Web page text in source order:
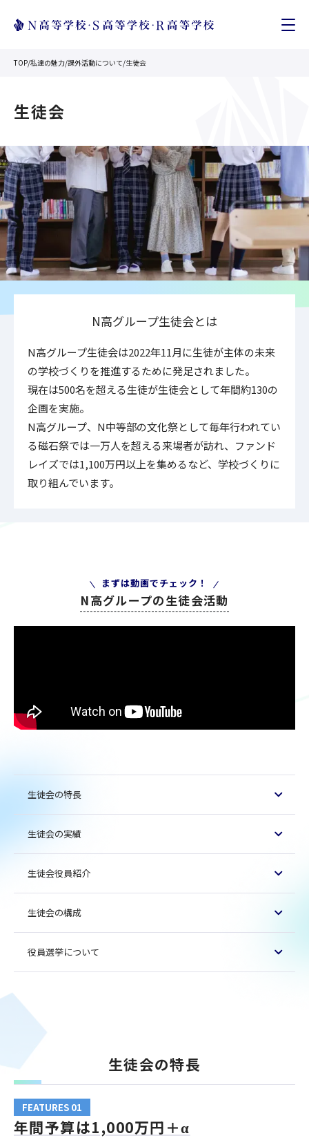
TOP/私達の魅力/課外活動について/生徒会
生徒会
N高グループ生徒会とは
N高グループ生徒会は2022年11月に生徒が主体の未来
の学校づくりを推進するために発足されました。
現在は500名を超える生徒が生徒会として年間約130の
企画を実施。
N高グループ、N中等部の文化祭として毎年行われてい
る磁石祭では一万人を超える来場者が訪れ、ファンド
レイズでは1,100万円以上を集めるなど、学校づくりに
取り組んでいます。
まずは動画でチェック！
N高グループの生徒会活動
生徒会の特長
生徒会の実績
生徒会役員紹介
生徒会の構成
役員選挙について
生徒会の特長
FEATURES 01
年間予算は1,000万円＋α